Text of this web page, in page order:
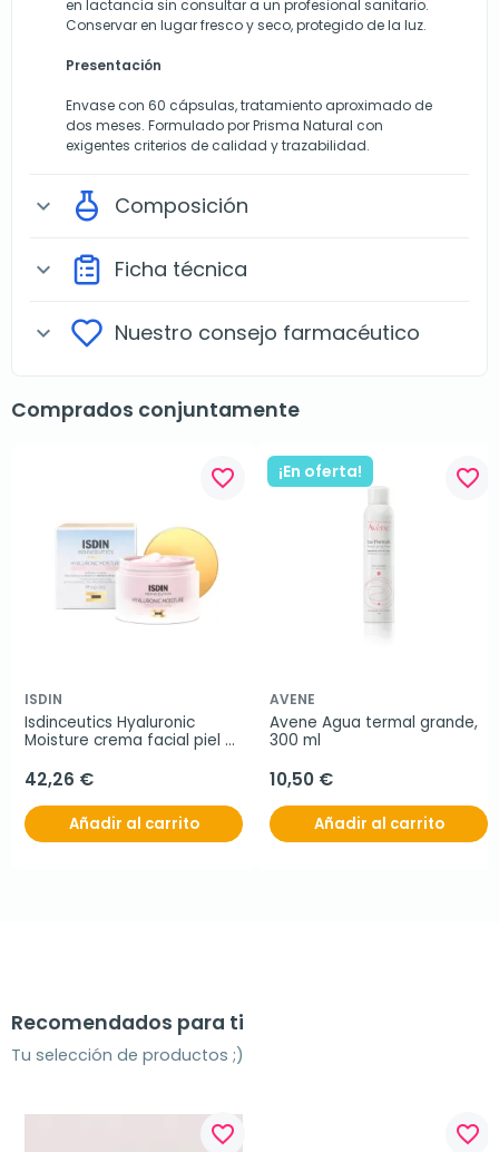
en lactancia sin consultar a un profesional sanitario.
Conservar en lugar fresco y seco, protegido de la luz.
Presentación
Envase con 60 cápsulas, tratamiento aproximado de
dos meses. Formulado por Prisma Natural con
exigentes criterios de calidad y trazabilidad.
expand_more Composición
expand_more Ficha técnica
expand_more Nuestro consejo farmacéutico
Comprados conjuntamente
favorite_border
ISDIN
Isdinceutics Hyaluronic
Moisture crema facial piel
42,26 €
Añadir al carrito
¡En oferta! favorite_border
AVENE
Avene Agua termal grande,
300 ml
10,50 €
Añadir al carrito
Recomendados para ti
Tu selección de productos ;)
favorite_border favorite_border